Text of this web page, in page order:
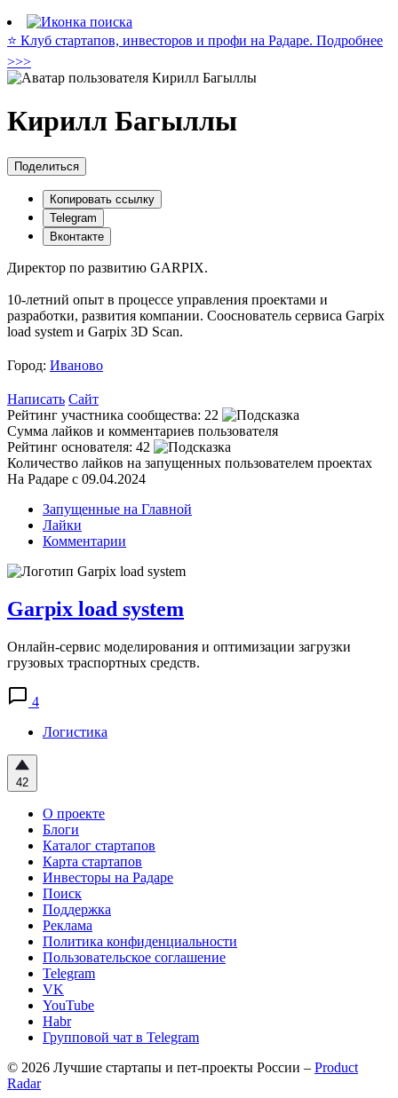
⭐️ Клуб стартапов, инвесторов и профи на Радаре. Подробнее
>>>
Кирилл Багыллы
Поделиться
Копировать ссылку
Telegram
Вконтакте
Директор по развитию GARPIX.
10-летний опыт в процессе управления проектами и
разработки, развития компании. Сооснователь сервиса Garpix
load system и Garpix 3D Scan.
Город: Иваново
Написать Сайт
Рейтинг участника сообщества: 22
Сумма лайков и комментариев пользователя
Рейтинг основателя: 42
Количество лайков на запущенных пользователем проектах
На Радаре с 09.04.2024
Запущенные на Главной
Лайки
Комментарии
Garpix load system
Онлайн-сервис моделирования и оптимизации загрузки
грузовых траспортных средств.
4
Логистика
42
О проекте
Блоги
Каталог стартапов
Карта стартапов
Инвесторы на Радаре
Поиск
Поддержка
Реклама
Политика конфиденциальности
Пользовательское соглашение
Telegram
VK
YouTube
Habr
Групповой чат в Telegram
© 2026 Лучшие стартапы и пет-проекты России – Product
Radar